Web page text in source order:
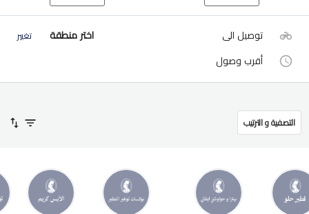
توصيل الى اختر منطقة تغيير
أقرب وصول
التصفية و الترتيب